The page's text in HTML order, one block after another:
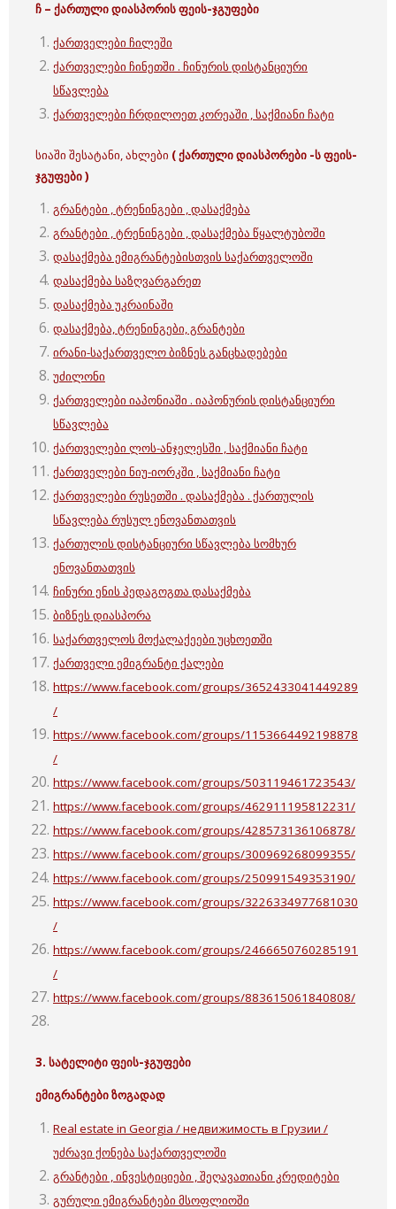
ჩ – ქართული დიასპორის ფეის-ჯგუფები
ქართველები ჩილეში
ქართველები ჩინეთში . ჩინურის დისტანციური
სწავლება
ქართველები ჩრდილოეთ კორეაში , საქმიანი ჩატი
სიაში შესატანი, ახლები ( ქართული დიასპორები -ს ფეის-
ჯგუფები )
გრანტები , ტრენინგები , დასაქმება
გრანტები , ტრენინგები , დასაქმება წყალტუბოში
დასაქმება ემიგრანტებისთვის საქართველოში
დასაქმება საზღვარგარეთ
დასაქმება უკრაინაში
დასაქმება, ტრენინგები, გრანტები
ირანი-საქართველო ბიზნეს განცხადებები
უძილონი
ქართველები იაპონიაში . იაპონურის დისტანციური
სწავლება
ქართველები ლოს-ანჯელესში , საქმიანი ჩატი
ქართველები ნიუ-იორკში , საქმიანი ჩატი
ქართველები რუსეთში . დასაქმება . ქართულის
სწავლება რუსულ ენოვანთათვის
ქართულის დისტანციური სწავლება სომხურ
ენოვანთათვის
ჩინური ენის პედაგოგთა დასაქმება
ბიზნეს დიასპორა
საქართველოს მოქალაქეები უცხოეთში
ქართველი ემიგრანტი ქალები
https://www.facebook.com/groups/3652433041449289
/
https://www.facebook.com/groups/1153664492198878
/
https://www.facebook.com/groups/503119461723543/
https://www.facebook.com/groups/462911195812231/
https://www.facebook.com/groups/428573136106878/
https://www.facebook.com/groups/300969268099355/
https://www.facebook.com/groups/250991549353190/
https://www.facebook.com/groups/3226334977681030
/
https://www.facebook.com/groups/2466650760285191
/
https://www.facebook.com/groups/883615061840808/
3. სატელიტი ფეის-ჯგუფები
ემიგრანტები ზოგადად
Real estate in Georgia / недвижимость в Грузии /
უძრავი ქონება საქართველოში
გრანტები , ინვესტიციები , შეღავათიანი კრედიტები
გურული ემიგრანტები მსოფლიოში